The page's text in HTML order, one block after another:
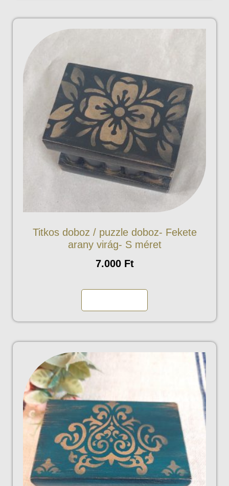
Titkos doboz / puzzle doboz- Fekete
arany virág- S méret
7.000 Ft